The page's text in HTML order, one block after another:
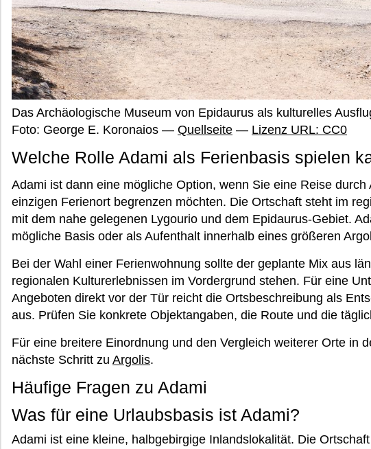
Das Archäologische Museum von Epidaurus als kulturelles
Foto: George E. Koronaios — Quellseite — Lizenz URL: CC0
Welche Rolle Adami als Ferienbasis spielen
Adami ist dann eine mögliche Option, wenn Sie eine Reise durch
einzigen Ferienort begrenzen möchten. Die Ortschaft steht im
mit dem nahe gelegenen Lygourio und dem Epidaurus-Gebiet.
mögliche Basis oder als Aufenthalt innerhalb eines größeren
Bei der Wahl einer Ferienwohnung sollte der geplante Mix aus
regionalen Kulturerlebnissen im Vordergrund stehen. Für eine
Angeboten direkt vor der Tür reicht die Ortsbeschreibung als
aus. Prüfen Sie konkrete Objektangaben, die Route und die
Für eine breitere Einordnung und den Vergleich weiterer Orte in
nächste Schritt zu Argolis.
Häufige Fragen zu Adami
Was für eine Urlaubsbasis ist Adami?
Adami ist eine kleine, halbgebirgige Inlandslokalität. Die